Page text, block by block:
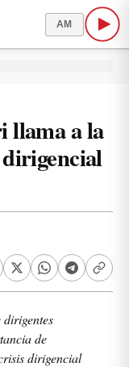
AM
llama a la
de
dirigencial